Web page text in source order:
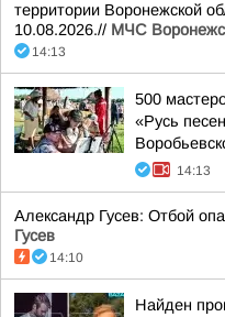
территории Воронежской
10.08.2026.// МЧС
14:13
500
«Русь
14:13
Александр Гусев: Отбой
Гусев
14:10
Найден